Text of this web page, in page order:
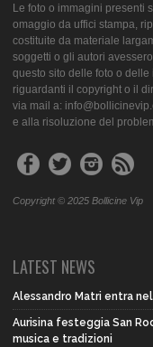
Le foto o immagini presenti
omaggio da uffici stampa,
costituite da materiale
soggetti o gli autori
questo sito delle foto o
riguardanti il copyright o il
via mail a:
e alla risoluzione del
Copyright © 2025 Bollicine Vip
LATEST NEWS
Alessandro Matri entra
Aurisina festeggia San
musica e tradizioni